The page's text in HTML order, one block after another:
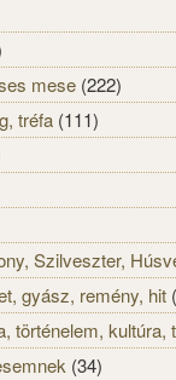
mese (222)
tréfa (111)
Szilveszter,
gyász, remény, hit
történelem, kultúra,
(34)